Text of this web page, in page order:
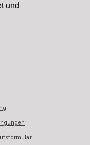
und